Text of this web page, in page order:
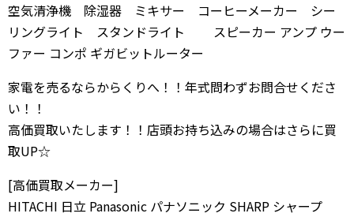
空気清浄機 除湿器 ミキサー コーヒーメーカー シー
リングライト スタンドライト スピーカー アンプ ウー
ファー コンポ ギガビットルーター
家電を売るならからくりへ！！年式問わずお問合せくださ
い！！
高価買取いたします！！店頭お持ち込みの場合はさらに買
取UP☆
[高価買取メーカー]
HITACHI 日立 Panasonic パナソニック SHARP シャープ